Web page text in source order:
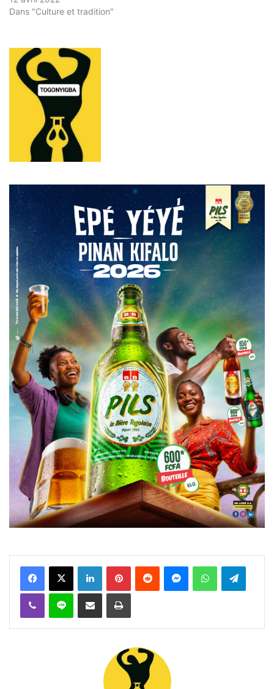
Dans "Culture et tradition"
FacebookX Linkedin PinterestReddit MessengerWhatsAppTelegram
Viber Ligne Partager par email Imprimer